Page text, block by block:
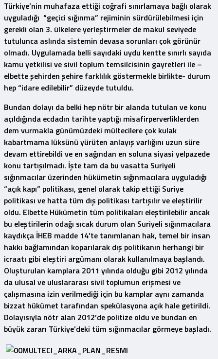
Türkiye’nin muhafaza ettiği coğrafi sınırlamaya bağlı olarak
uyguladığı “geçici sığınma” rejiminin sürdürülebilmesi için
gerekli olan 3. ülkelere yerleştirmeler de makul seviyede
tutulunca aslında sistemin devasa sorunları çok görünür
olmadı. Uygulamada belli sayıdaki uydu kentte sınırlı sayıda
kamu yetkilisi ve sivil toplum temsilcisinin gayretleri ile –
elbette şehirden şehire farklılık göstermekle birlikte- durum
hep “idare edilebilir” düzeyde tutuldu.
Bundan dolayı da belki hep nötr bir alanda tutulan ve konu
açıldığında ecdadın tarihte yaptığı misafirperverliklerden
dem vurmakla günümüzdeki mültecilere çok kulak
kabartmama lüksünü yürüten anlayış varlığını uzun süre
devam ettirebildi ve en sağından en soluna siyasi yelpazede
konu tartışılmadı. İşte tam da bu vasatta Suriyeli
sığınmacılar üzerinden hükümetin sığınmacılara uyguladığı
“açık kapı” politikası, genel olarak takip ettiği Suriye
politikası ve hatta tüm dış politikası tartışılır ve eleştirilir
oldu. Elbette Hükümetin tüm politikaları eleştirilebilir ancak
bu eleştirilerin odağı sıcak durum olan Suriyeli sığınmacılara
kaydıkça İHEB madde 14’te tanımlanan hak, temel bir insan
hakkı bağlamından koparılarak dış politikanın herhangi bir
icraatı gibi eleştiri argümanı olarak kullanılmaya başlandı.
Oluşturulan kamplara 2011 yılında olduğu gibi 2012 yılında
da ulusal ve uluslararası sivil toplumun erişmesi ve
çalışmasına izin verilmediği için bu kamplar aynı zamanda
bizzat hükümet tarafından spekülasyona açık hale getirildi.
Dolayısıyla nötr alan 2012’de politize oldu ve bundan en
büyük zararı Türkiye’deki tüm sığınmacılar görmeye başladı.